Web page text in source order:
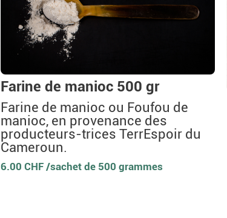
Farine de manioc 500 gr
Farine de manioc ou Foufou de
manioc, en provenance des
producteurs-trices TerrEspoir du
Cameroun.
6.00 CHF /sachet de 500 grammes